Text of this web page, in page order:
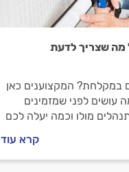
מה שצריך לדעת
במקלחת? המקצוענים כאן
עושים לפני שמזמינים
מולו וכמה יעלה לכם
קרא עוד